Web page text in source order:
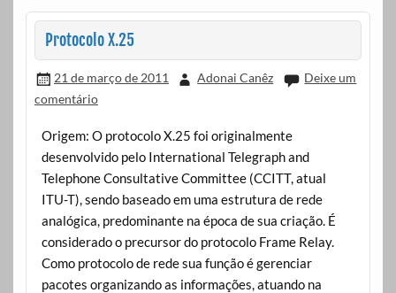
Protocolo X.25
21 de março de 2011 Adonai Canêz
Deixe um
comentário
Origem: O protocolo X.25 foi originalmente
desenvolvido pelo International Telegraph and
Telephone Consultative Committee (CCITT, atual
ITU-T), sendo baseado em uma estrutura de rede
analógica, predominante na época de sua criação. É
considerado o precursor do protocolo Frame Relay.
Como protocolo de rede sua função é gerenciar
pacotes organizando as informações, atuando na